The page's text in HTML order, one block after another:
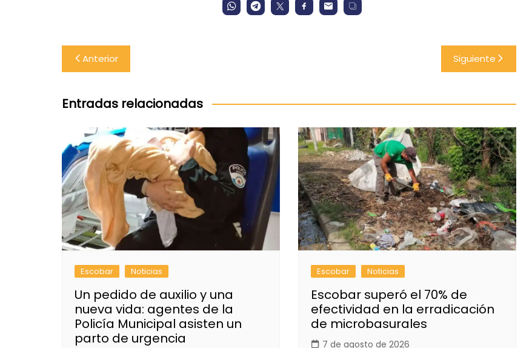
Navegación
de
entradas
Anterior Siguiente
Entradas relacionadas
Escobar Noticias
Un pedido de auxilio y una
nueva vida: agentes de la
Policía Municipal asisten un
parto de urgencia
Escobar Noticias
Escobar superó el 70% de
efectividad en la erradicación
de microbasurales
7 de agosto de 2026